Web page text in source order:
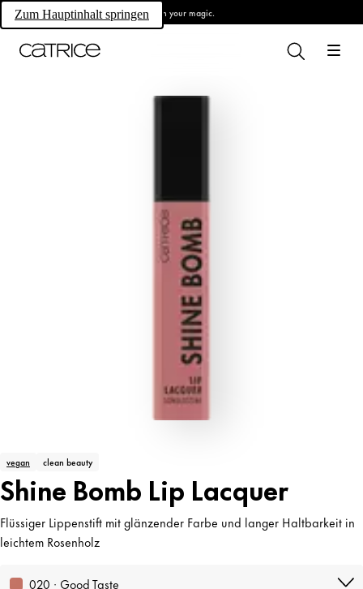
Zum Hauptinhalt springen Own your magic.
vegan clean beauty
Shine Bomb Lip Lacquer
Flüssiger Lippenstift mit glänzender Farbe und langer Haltbarkeit in
leichtem Rosenholz
020 · Good Taste